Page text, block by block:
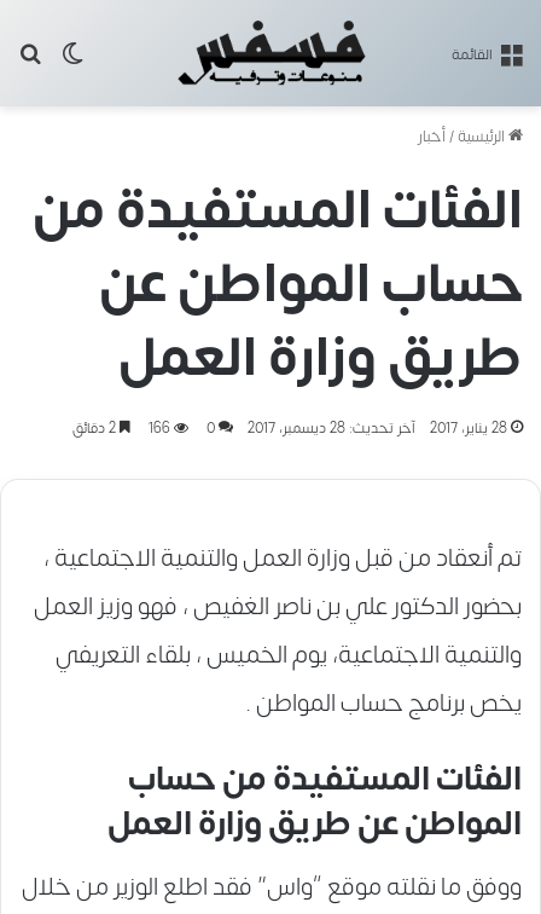
القائمة
الرئيسية/أخبار
الفئات المستفيدة من
حساب المواطن عن
طريق وزارة العمل
28 يناير، 2017 آخر تحديث: 28 ديسمبر، 2017 0
166
تم أنعقاد من قبل وزارة العمل والتنمية الاجتماعية ،
بحضور الدكتور علي بن ناصر الغفيص ، فهو وزيز العمل
والتنمية الاجتماعية، يوم الخميس ، بلقاء التعريفي
يخص برنامج حساب المواطن .
الفئات المستفيدة من حساب
المواطن عن طريق وزارة العمل
ووفق ما نقلته موقع “واس” فقد اطلع الوزير من خلال